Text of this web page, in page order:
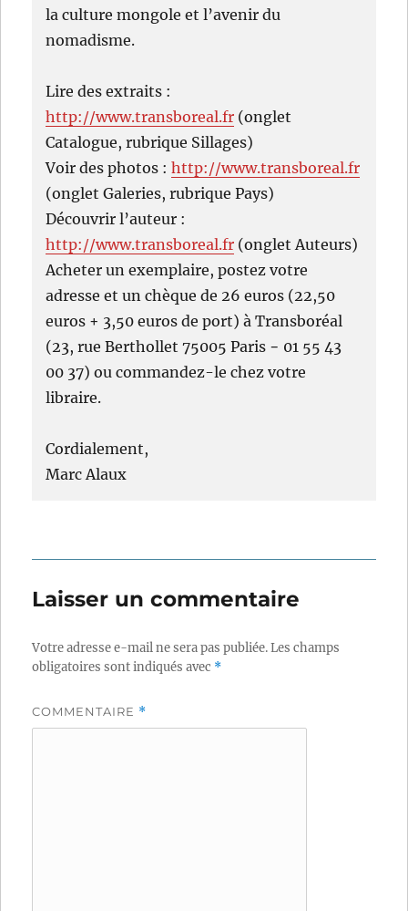
la culture mongole et l’avenir du
nomadisme.
Lire des extraits :
http://www.transboreal.fr (onglet
Catalogue, rubrique Sillages)
Voir des photos :http://www.transboreal.fr
(onglet Galeries, rubrique Pays)
Découvrir l’auteur :
http://www.transboreal.fr (onglet Auteurs)
Acheter un exemplaire, postez votre
adresse et un chèque de 26 euros (22,50
euros + 3,50 euros de port) à Transboréal
(23, rue Berthollet 75005 Paris − 01 55 43
00 37) ou commandez-le chez votre
libraire.
Cordialement,
Marc Alaux
Laisser un commentaire
Votre adresse e-mail ne sera pas publiée.Les champs
obligatoires sont indiqués avec *
COMMENTAIRE *